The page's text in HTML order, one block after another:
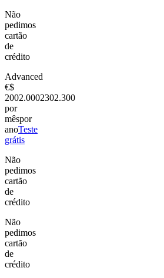
Não
pedimos
cartão
de
crédito
Advanced
€$
2002.0002302.300
por
mêspor
anoTeste
grátis
Não
pedimos
cartão
de
crédito
Não
pedimos
cartão
de
crédito